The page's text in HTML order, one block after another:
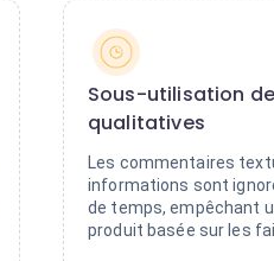
Sous-utilisation
qualitatives
Les commentaires
informations sont
de temps, empêchant
produit basée sur les